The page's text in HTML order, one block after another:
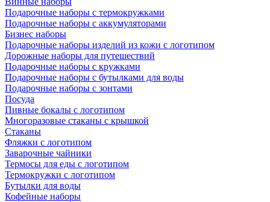
Подарочные наборы с термокружками
Подарочные наборы с аккумуляторами
Бизнес наборы
Подарочные наборы изделий из кожи с логотипом
Дорожные наборы для путешествий
Подарочные наборы с кружками
Подарочные наборы с бутылками для воды
Подарочные наборы с зонтами
Посуда
Пивные бокалы с логотипом
Многоразовые стаканы с крышкой
Стаканы
Фляжки с логотипом
Заварочные чайники
Термосы для еды с логотипом
Термокружки с логотипом
Бутылки для воды
Кофейные наборы